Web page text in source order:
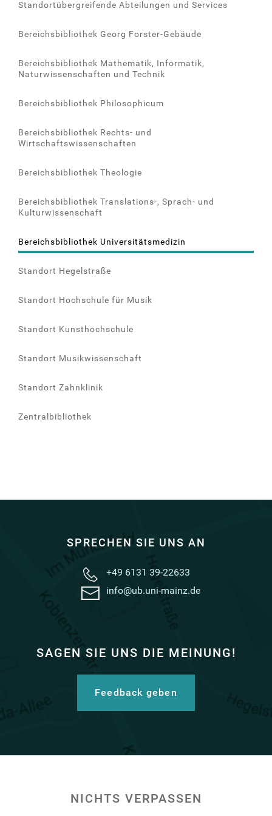
Standortübergreifende Abteilungen und Services
Bereichsbibliothek Georg Forster-Gebäude
Bereichsbibliothek Mathematik, Informatik,
Naturwissenschaften und Technik
Bereichsbibliothek Philosophicum
Bereichsbibliothek Rechts- und
Wirtschaftswissenschaften
Bereichsbibliothek Theologie
Bereichsbibliothek Translations-, Sprach- und
Kulturwissenschaft
Bereichsbibliothek Universitätsmedizin
Standort Hegelstraße
Standort Hochschule für Musik
Standort Kunsthochschule
Standort Musikwissenschaft
Standort Zahnklinik
Zentralbibliothek
SPRECHEN SIE UNS AN
+49 6131 39-22633
info@ub.uni-mainz.de
SAGEN SIE UNS DIE MEINUNG!
Feedback geben
NICHTS VERPASSEN